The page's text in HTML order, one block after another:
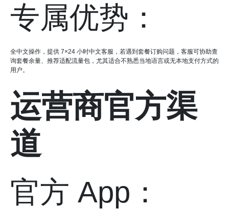
专属优势：
全中文操作，提供 7×24 小时中文客服，若遇到套餐订购问题，客服可协助查
询套餐余量、推荐适配流量包，尤其适合不熟悉当地语言或无本地支付方式的
用户。
运营商官方渠
道
官方 App：